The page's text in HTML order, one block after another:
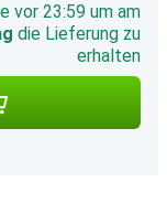
vor 23:59 um am
die Lieferung zu
erhalten